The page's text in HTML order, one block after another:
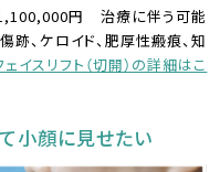
1,100,000円 治療に伴う可能
跡、ケロイド、肥厚性瘢痕、知
ェイスリフト（切開）の詳細はこ
小顔に見せたい